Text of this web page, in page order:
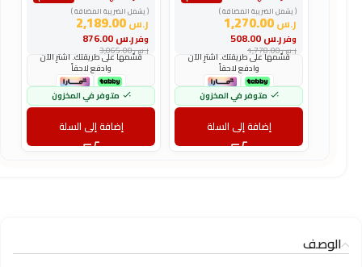
( يشمل الضريبة المضافة )
ر.س1,270.00
وفرر.س
ر.س1,778.00
قسّمها على طريقتك. اشترِ الآن
وادفع لاحقاً
متوفر في المخزون
إضافة إلى السلة
( يشمل الضريبة المضافة )
ر.س2,189.00
وفرر.س
ر.س3,065.00
قسّمها على طريقتك. اشترِ الآن
وادفع لاحقاً
متوفر في المخزون
إضافة إلى السلة
الوصف